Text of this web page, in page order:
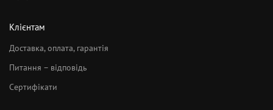
Клієнтам
Доставка, оплата, гарантія
Питання – відповідь
Сертифікати